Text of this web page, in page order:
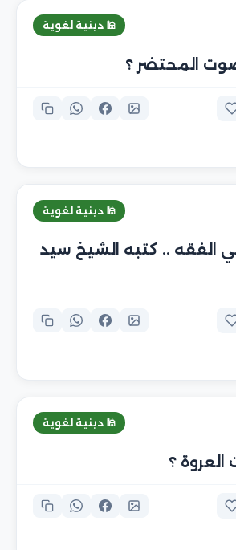
🕌 دينية لغوية
المحتضر ؟
🕌 دينية لغوية
الفقه .. كتبه الشيخ سيد
🕌 دينية لغوية
العروة ؟